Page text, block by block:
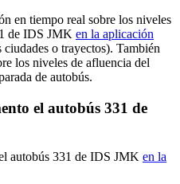
en tiempo real sobre los niveles
de IDS JMK en la aplicación
o trayectos). También
los niveles de afluencia del
de autobús.
el autobús 331 de
autobús 331 de IDS JMK en la